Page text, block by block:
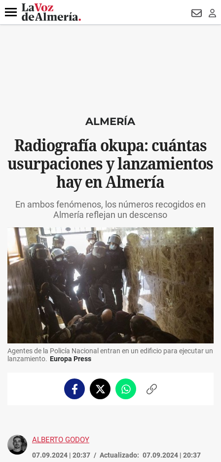
DESTACADO
Menú
ALMERÍA
Radiografía okupa: cuántas
usurpaciones y lanzamientos
hay en Almería
En ambos fenómenos, los números recogidos en
Almería reflejan un descenso
Agentes de la Policía Nacional entran en un edificio para ejecutar un
lanzamiento. Europa Press
FacebookTwitterWhatsappCopiar
ALBERTO GODOY
07.09.2024 | 20:37 Actualizado: 07.09.2024 | 20:37